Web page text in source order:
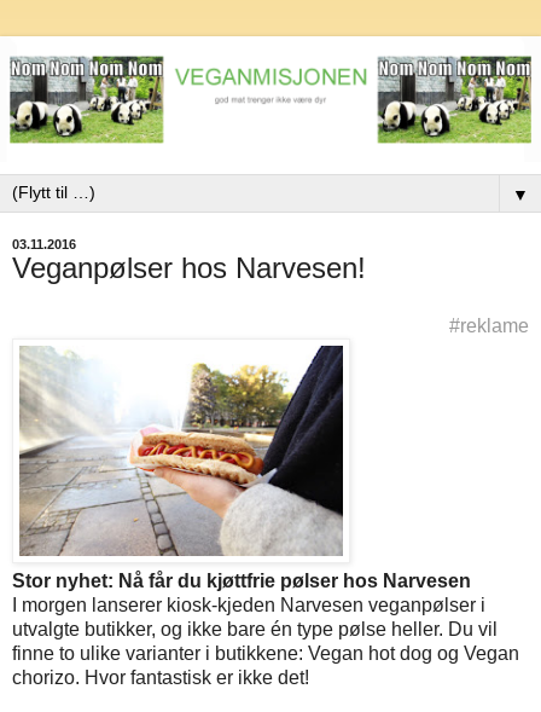
▼
03.11.2016
Veganpølser hos Narvesen!
#reklame
Stor nyhet: Nå får du kjøttfrie pølser hos Narvesen
I morgen lanserer kiosk-kjeden Narvesen veganpølser i
utvalgte butikker, og ikke bare én type pølse heller. Du vil
finne to ulike varianter i butikkene: Vegan hot dog og Vegan
chorizo. Hvor fantastisk er ikke det!